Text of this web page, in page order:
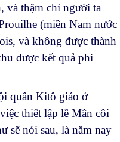
và thậm chí người ta
(miền Nam nước
và không được thành
được kết quả phi
quân Kitô giáo ở
thiết lập lễ Mân côi
sẽ nói sau, là năm nay